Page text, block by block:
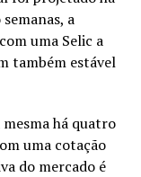
a
uma Selic a
também estável
mesma há quatro
uma cotação
do mercado é